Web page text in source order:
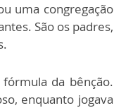
uma congregação
São os padres,
da bênção.
enquanto jogava